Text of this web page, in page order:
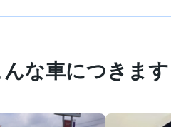
な車につきます